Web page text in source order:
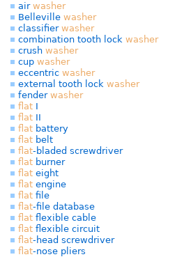
air washer
Belleville washer
classifier washer
combination tooth lock washer
crush washer
cup washer
eccentric washer
external tooth lock washer
fender washer
flat I
flat II
flat battery
flat belt
flat-bladed screwdriver
flat burner
flat eight
flat engine
flat file
flat-file database
flat flexible cable
flat flexible circuit
flat-head screwdriver
flat-nose pliers